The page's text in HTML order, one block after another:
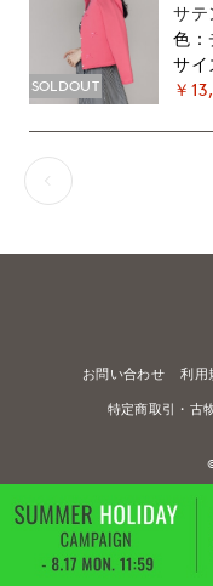
SOLDOUT
サテ
￥
お問い合わせ 利用
特定商取引・古